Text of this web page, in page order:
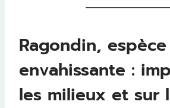
Ragondin, espèce
envahissante :
les milieux et sur